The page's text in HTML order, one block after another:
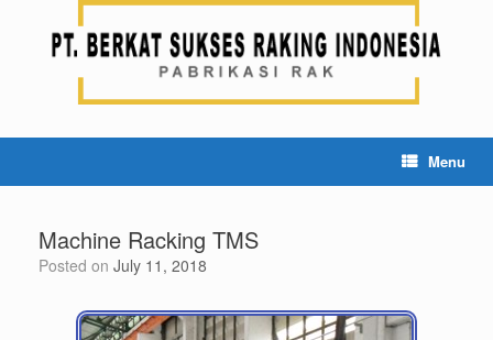
Menu
Machine Racking TMS
Posted on July 11, 2018